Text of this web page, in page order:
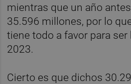
mientras que un año
35.596 millones, por lo
tiene todo a favor para ser
2023.
Cierto es que dichos